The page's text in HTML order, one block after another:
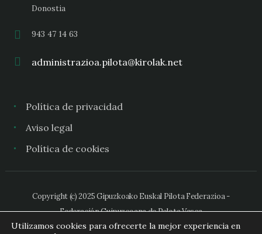
Donostia
943 47 14 63
administrazioa.pilota@kirolak.net
Política de privacidad
Aviso legal
Política de cookies
Copyright (c) 2025 Gipuzkoako Euskal Pilota Federazioa -
Federación Guipuzcoana de Pelota Vasca
Utilizamos cookies para ofrecerte la mejor experiencia en